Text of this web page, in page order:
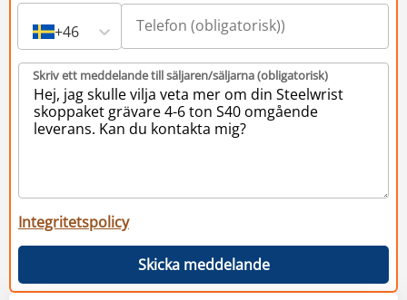
+46
Skriv ett meddelande till säljaren/säljarna (obligatorisk)
Integritetspolicy
Skicka meddelande